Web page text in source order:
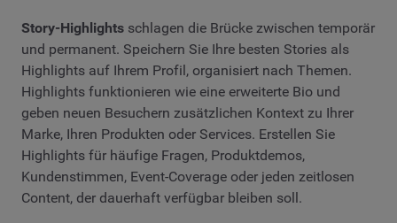
Story-Highlights schlagen die Brücke zwischen temporär
und permanent. Speichern Sie Ihre besten Stories als
Highlights auf Ihrem Profil, organisiert nach Themen.
Highlights funktionieren wie eine erweiterte Bio und
geben neuen Besuchern zusätzlichen Kontext zu Ihrer
Marke, Ihren Produkten oder Services. Erstellen Sie
Highlights für häufige Fragen, Produktdemos,
Kundenstimmen, Event-Coverage oder jeden zeitlosen
Content, der dauerhaft verfügbar bleiben soll.